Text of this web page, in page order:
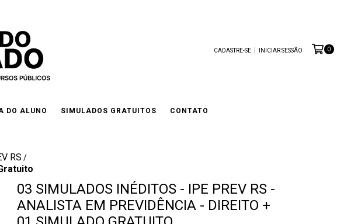
CADASTRE-SE INICIAR SESSÃO 0
DO ALUNO SIMULADOS GRATUITOS CONTATO
RS /
03 SIMULADOS INÉDITOS - IPE PREV RS -
ANALISTA EM PREVIDÊNCIA - DIREITO +